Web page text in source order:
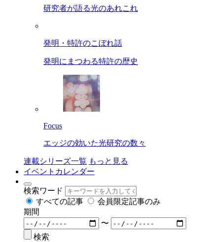
研究者が語る光のあれこれ
発明・特許のこぼれ話
発明にまつわる特許の歴史
Focus
エッジの効いた光研究の数々
連載シリーズ一覧 もっと見る
イベントカレンダー
検索ワード
すべての記事
会員限定記事のみ
期間
〜
検索